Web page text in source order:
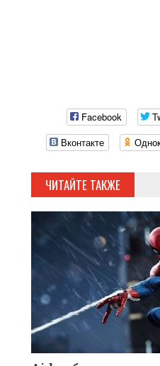
Facebook
Вконтакте
ЧИТАЙТЕ ТАКЖЕ